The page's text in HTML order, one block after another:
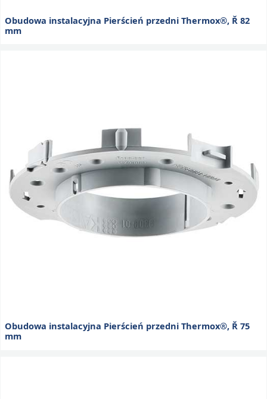
Obudowa instalacyjna Pierścień przedni Thermox®, Ř 82
mm
Obudowa instalacyjna Pierścień przedni Thermox®, Ř 75
mm